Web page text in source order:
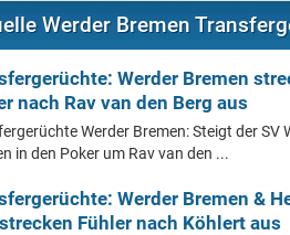
Werder Bremen
Werder Bremen
nach Rav van den Berg aus
Werder Bremen: Steigt der SV
in den Poker um Rav van den ...
Werder Bremen &
Fühler nach Köhlert aus